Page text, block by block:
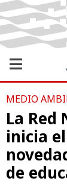
MEDIO
La Red
inicia
de